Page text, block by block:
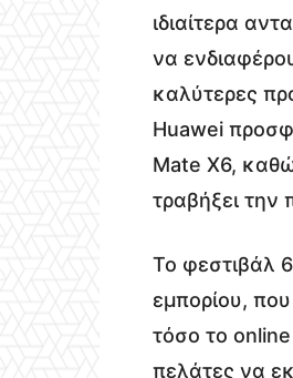
ιδιαίτερα
να
καλύτερες
Huawei
Mate X6,
τραβήξει την
Το φεστιβάλ
εμπορίου,
τόσο το
πελάτες να